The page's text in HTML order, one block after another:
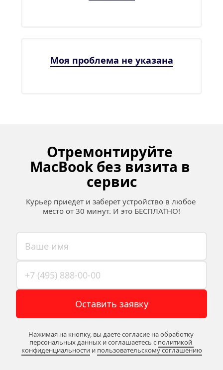
Моя проблема не указана
Отремонтируйте
MacBook без визита в
сервис
Курьер приедет и заберет устройство в любое
место от 30 минут. И это БЕСПЛАТНО!
Оставить заявку
Нажимая на кнопку, вы даете согласие на обработку
персональных данных и соглашаетесь c политикой
конфиденциальности и пользовательскому соглашению